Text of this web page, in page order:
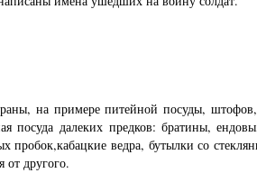
на примере питейной посуды,
посуда далеких предков: братины,
пробок,кабацкие ведра, бутылки со
от другого.